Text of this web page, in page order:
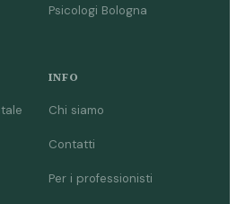
Psicologi Bologna
INFO
Chi siamo
Contatti
Per i professionisti